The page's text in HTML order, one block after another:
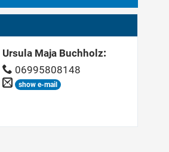
Ursula Maja Buchholz:
06995808148
show e-mail